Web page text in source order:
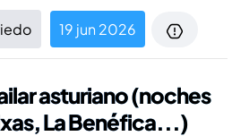
19 jun 2026
asturiano (noches
La Benéfica...)